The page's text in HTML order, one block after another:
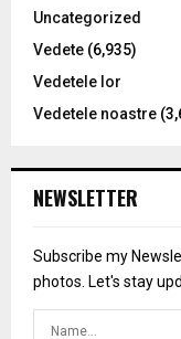
Uncategorized
Vedete (6,935)
Vedetele lor
Vedetele noastre
NEWSLETTER
Subscribe my
photos. Let's stay